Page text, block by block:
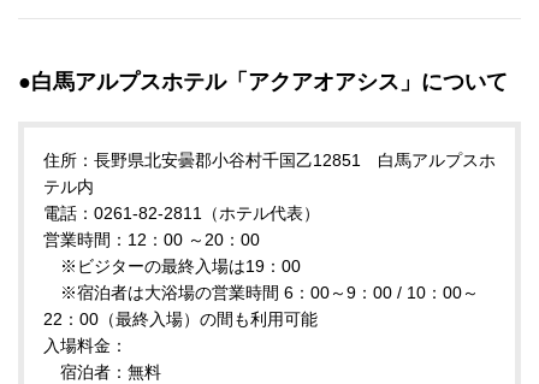
●白馬アルプスホテル「アクアオアシス」について
住所：長野県北安曇郡小谷村千国乙12851 白馬アルプスホ
テル内
電話：0261-82-2811（ホテル代表）
営業時間：12：00 ～20：00
※ビジターの最終入場は19：00
※宿泊者は大浴場の営業時間 6：00～9：00 / 10：00～
22：00（最終入場）の間も利用可能
入場料金：
宿泊者：無料